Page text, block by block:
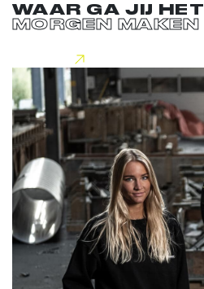
WAAR GA JIJ HET
MORGEN MAKEN